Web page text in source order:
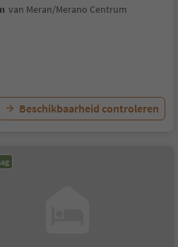
van Meran/Merano Centrum
Beschikbaarheid controleren